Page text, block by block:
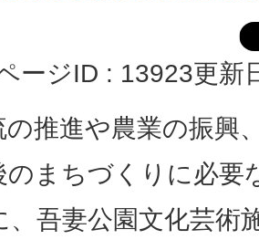
ージID : 13923更新
の推進や農業の振興
のまちづくりに必要
、吾妻公園文化芸術